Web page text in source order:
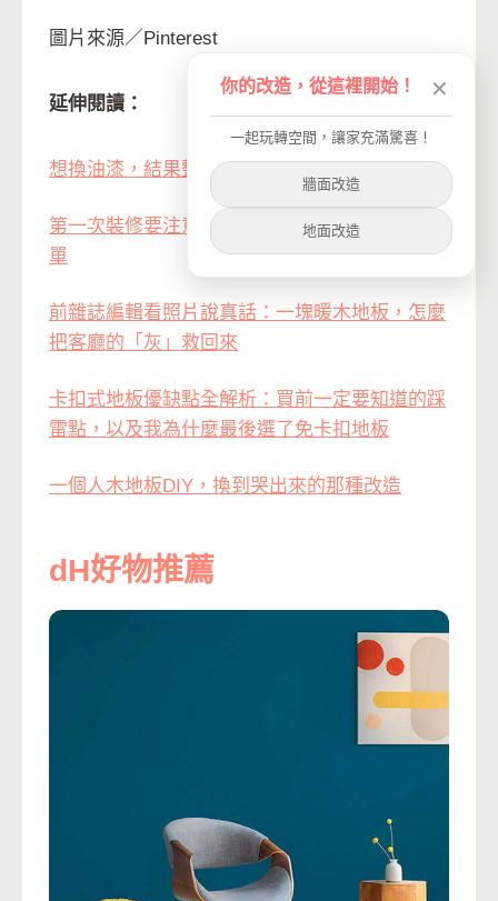
圖片來源／Pinterest
延伸閱讀：
想換油漆，結果整個家都變了樣
第一次裝修要注意什麼？一個租屋族的真心話清
單
前雜誌編輯看照片說真話：一塊暖木地板，怎麼
把客廳的「灰」救回來
卡扣式地板優缺點全解析：買前一定要知道的踩
雷點，以及我為什麼最後選了免卡扣地板
一個人木地板DIY，換到哭出來的那種改造
dH好物推薦
你的改造，從這裡開始！ ✕
一起玩轉空間，讓家充滿驚喜！
牆面改造
地面改造